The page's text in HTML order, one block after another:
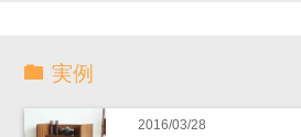
実例
2016/03/28